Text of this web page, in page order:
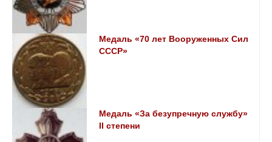
Медаль «70 лет Вооруженных Сил
СССР»
Медаль «За безупречную службу»
II степени